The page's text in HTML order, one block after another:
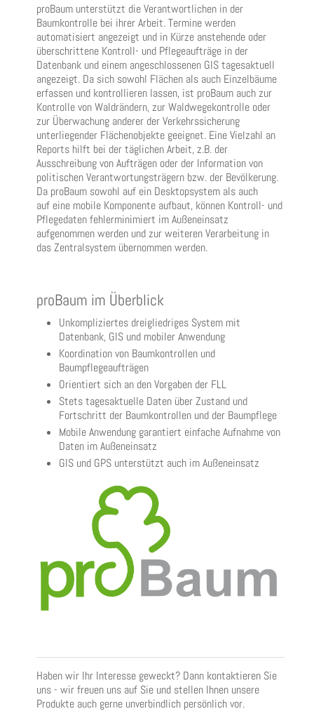
proBaum unterstützt die Verantwortlichen in der
Baumkontrolle bei ihrer Arbeit. Termine werden
automatisiert angezeigt und in Kürze anstehende oder
überschrittene Kontroll- und Pflegeaufträge in der
Datenbank und einem angeschlossenen GIS tagesaktuell
angezeigt. Da sich sowohl Flächen als auch Einzelbäume
erfassen und kontrollieren lassen, ist proBaum auch zur
Kontrolle von Waldrändern, zur Waldwegekontrolle oder
zur Überwachung anderer der Verkehrssicherung
unterliegender Flächenobjekte geeignet. Eine Vielzahl an
Reports hilft bei der täglichen Arbeit, z.B. der
Ausschreibung von Aufträgen oder der Information von
politischen Verantwortungsträgern bzw. der Bevölkerung.
Da proBaum sowohl auf ein Desktopsystem als auch
auf eine mobile Komponente aufbaut, können Kontroll- und
Pflegedaten fehlerminimiert im Außeneinsatz
aufgenommen werden und zur weiteren Verarbeitung in
das Zentralsystem übernommen werden.
proBaum im Überblick
Unkompliziertes dreigliedriges System mit
Datenbank, GIS und mobiler Anwendung
Koordination von Baumkontrollen und
Baumpflegeaufträgen
Orientiert sich an den Vorgaben der FLL
Stets tagesaktuelle Daten über Zustand und
Fortschritt der Baumkontrollen und der Baumpflege
Mobile Anwendung garantiert einfache Aufnahme von
Daten im Außeneinsatz
GIS und GPS unterstützt auch im Außeneinsatz
Haben wir Ihr Interesse geweckt? Dann kontaktieren Sie
uns - wir freuen uns auf Sie und stellen Ihnen unsere
Produkte auch gerne unverbindlich persönlich vor.